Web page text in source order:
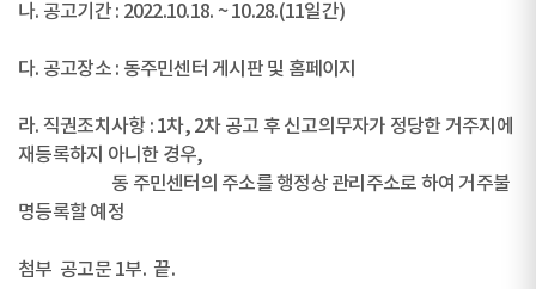
나. 공고기간 : 2022.10.18. ~ 10.28.(11일간)
다. 공고장소 : 동주민센터 게시판 및 홈페이지
라. 직권조치사항 : 1차, 2차 공고 후 신고의무자가 정당한 거주지에
재등록하지 아니한 경우,
동 주민센터의 주소를 행정상 관리주소로 하여 거주불
명등록할 예정
첨부 공고문 1부. 끝.